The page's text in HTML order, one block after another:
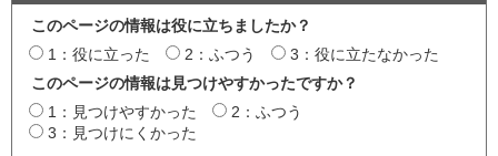
このページの情報は役に立ちましたか？
1：役に立った
2：ふつう
3：役に立たなかった
このページの情報は見つけやすかったですか？
1：見つけやすかった
2：ふつう
3：見つけにくかった